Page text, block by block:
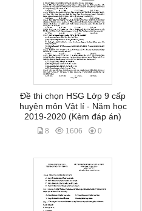
Đề thi chọn HSG Lớp 9 cấp
huyện môn Vật lí - Năm học
2019-2020 (Kèm đáp án)
8 1606 0